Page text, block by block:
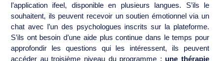
l’application ifeel, disponible en plusieurs langues. S’ils le
souhaitent, ils peuvent recevoir un soutien émotionnel via un
chat avec l’un des psychologues inscrits sur la plateforme.
S’ils ont besoin d’une aide plus continue dans le temps pour
approfondir les questions qui les intéressent, ils peuvent
accéder au troisième niveau du programme : une thérapie